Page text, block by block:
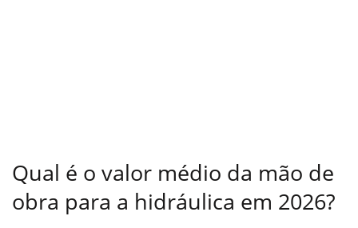
Qual é o valor médio da mão de
obra para a hidráulica em 2026?